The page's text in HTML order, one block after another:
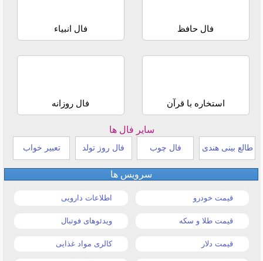
فال حافظ فال انبیاء
استخاره با قرآن فال روزانه
سایر فال ها
طالع بینی هندی فال چوب فال روز تولد تعبیر خواب
سرویس ها
قیمت خودرو اطلاعات دارویی
قیمت طلا و سکه ویدئوهای فوتبال
قیمت دلار کالری مواد غذایی